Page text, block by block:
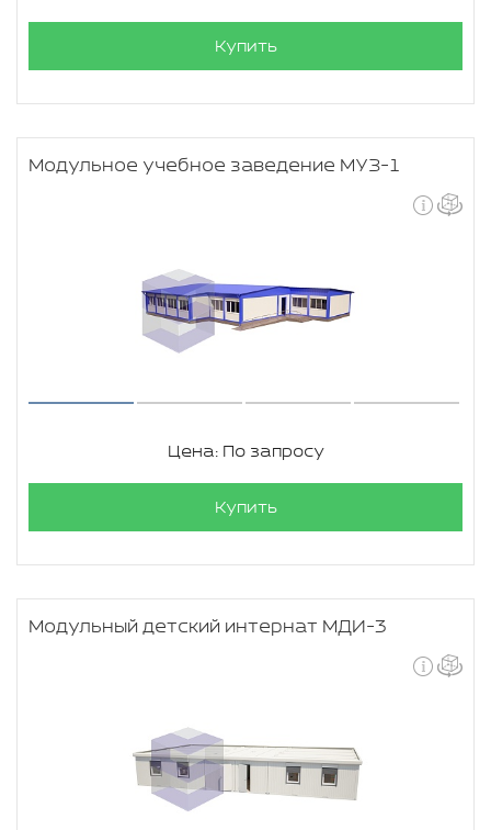
Купить
Модульное учебное заведение МУЗ-1
Цена: По запросу
Купить
Модульный детский интернат МДИ-3